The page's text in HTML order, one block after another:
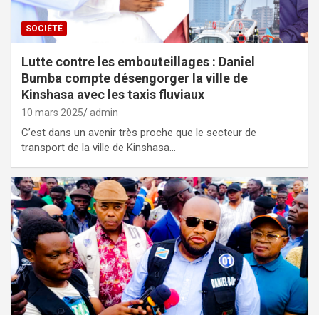
SOCIÉTÉ
Lutte contre les embouteillages : Daniel
Bumba compte désengorger la ville de
Kinshasa avec les taxis fluviaux
10 mars 2025 admin
C’est dans un avenir très proche que le secteur de
transport de la ville de Kinshasa…